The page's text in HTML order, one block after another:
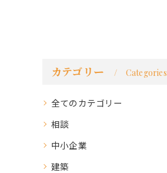
カテゴリー Categories
全てのカテゴリー
相談
中小企業
建築